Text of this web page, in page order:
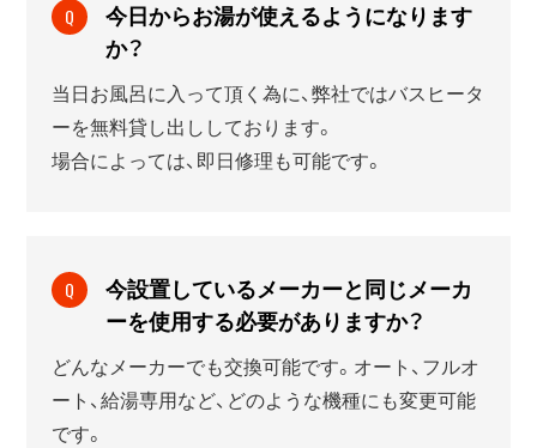
Q
今日からお湯が使えるようになります
か？
当日お風呂に入って頂く為に、弊社ではバスヒータ
ーを無料貸し出ししております。
場合によっては、即日修理も可能です。
Q
今設置しているメーカーと同じメーカ
ーを使用する必要がありますか？
どんなメーカーでも交換可能です。オート、フルオ
ート、給湯専用など、どのような機種にも変更可能
です。